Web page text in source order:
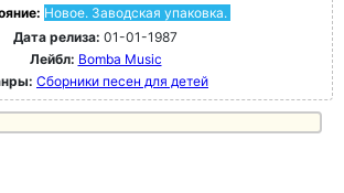
Новое. Заводская упаковка.
Дата релиза: 01-01-1987
Лейбл: Bomba Music
Сборники песен для детей